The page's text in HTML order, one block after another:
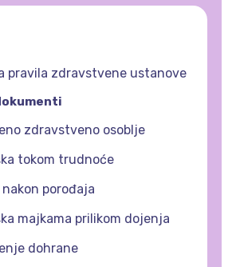
pravila zdravstvene ustanove
zdravstveno osoblje
tokom trudnoće
porođaja
majkama prilikom dojenja
dohrane